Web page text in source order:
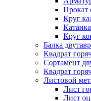
Прокат
Круг
Катанка
Круг
Балка
Квадрат
Сортамент
Квадрат
Листовой
Лист
Лист